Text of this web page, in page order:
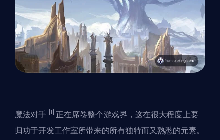
魔法对手 [1] 正在席卷整个游戏界，这在很大程度上要
归功于开发工作室所带来的所有独特而又熟悉的元素。